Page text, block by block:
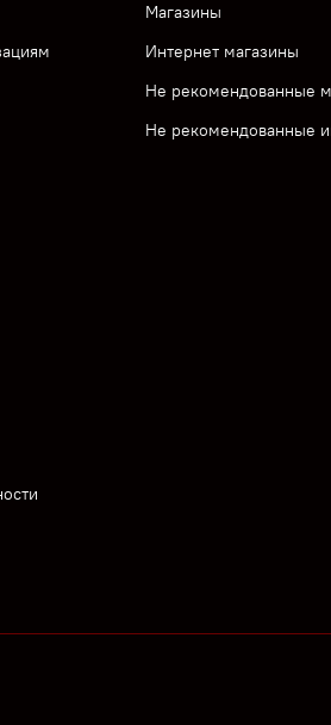
Магазины
Интернет магазины
Не рекомендованные
Не рекомендованные